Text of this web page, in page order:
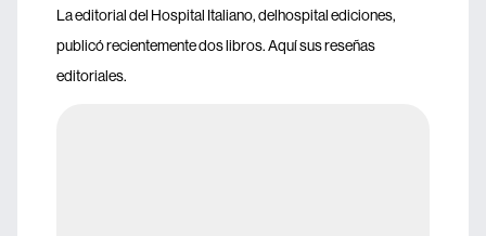
La editorial del Hospital Italiano, delhospital ediciones,
publicó recientemente dos libros. Aquí sus reseñas
editoriales.